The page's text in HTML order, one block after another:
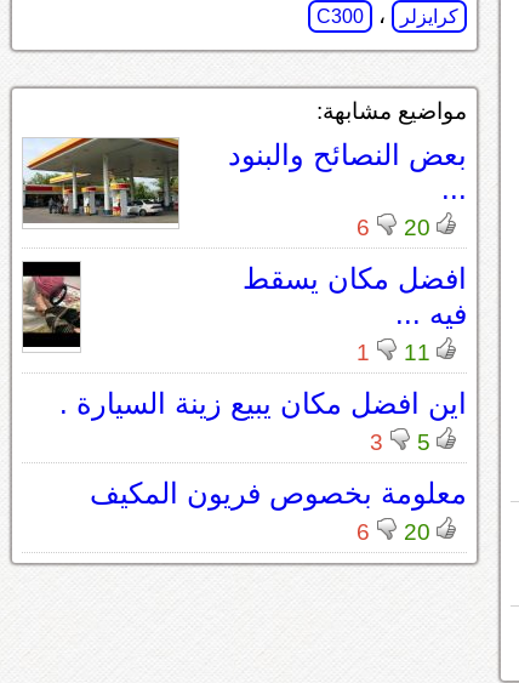
كرايزلر ، C300
مواضيع مشابهة:
بعض النصائح والبنود
...
20
6
افضل مكان يسقط
فيه ...
11
1
اين افضل مكان يبيع زينة السيارة .
5
3
معلومة بخصوص فريون المكيف
20
6